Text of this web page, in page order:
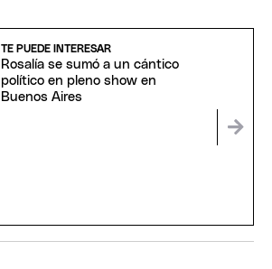
TE PUEDE INTERESAR
Rosalía se sumó a un cántico
político en pleno show en
Buenos Aires